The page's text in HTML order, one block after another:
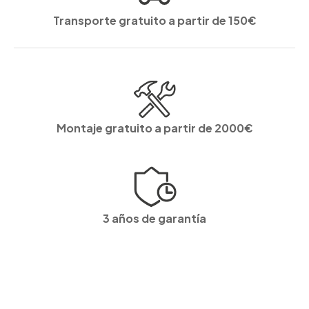
Transporte gratuito a partir de 150€
Montaje gratuito a partir de 2000€
3 años de garantía